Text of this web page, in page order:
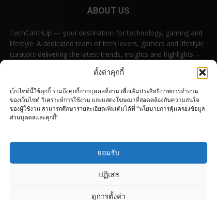
ตั้งค่าคุกกี้
เว็บไซต์นี้ใช้คุกกี้ รวมถึงคุกกี้จากบุคคลที่สาม เพื่อเพิ่มประสิทธิภาพการทำงาน
ของเว็บไซต์ วิเคราะห์การใช้งาน และแสดงโฆษณาที่สอดคล้องกับความสนใจ
ของผู้ใช้งาน สามารถศึกษารายละเอียดเพิ่มเติมได้ที่ “นโยบายการคุ้มครองข้อมูล
ส่วนบุคคลและคุกกี้”
ยอมรับ
ปฏิเสธ
ดูการตั้งค่า
ABOUT US
TechCatchUp — your destination for technology, gaming and
lifestyle. A dedicated team of tech lovers, gamers and lifestyle
curators delivering the latest trends, insights and highlights —
Contact us: contact@techcatchup.net